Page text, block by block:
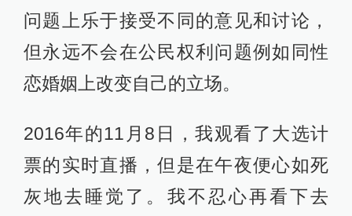
问题上乐于接受不同的意见和讨论，
但永远不会在公民权利问题例如同性
恋婚姻上改变自己的立场。
2016年的11月8日，我观看了大选计
票的实时直播，但是在午夜便心如死
灰地去睡觉了。我不忍心再看下去